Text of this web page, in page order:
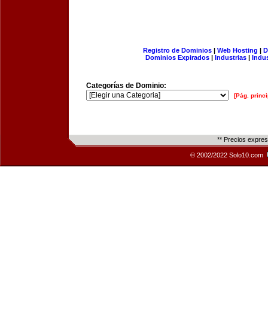
Registro de Dominios| Web Hosting |
Dominios Expirados | Industrias |
Categorías de Dominio:
[Pág.
** Precios
© 2002/2022 Solo10.com